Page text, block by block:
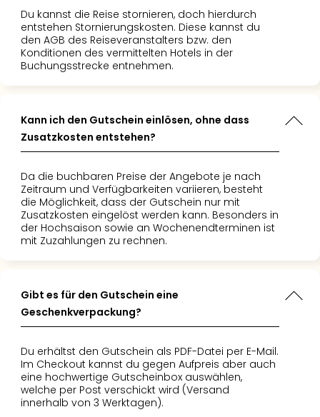
Du kannst die Reise stornieren, doch hierdurch
entstehen Stornierungskosten. Diese kannst du
den AGB des Reiseveranstalters bzw. den
Konditionen des vermittelten Hotels in der
Buchungsstrecke entnehmen.
Kann ich den Gutschein einlösen, ohne dass
Zusatzkosten entstehen?
Da die buchbaren Preise der Angebote je nach
Zeitraum und Verfügbarkeiten variieren, besteht
die Möglichkeit, dass der Gutschein nur mit
Zusatzkosten eingelöst werden kann. Besonders in
der Hochsaison sowie an Wochenendterminen ist
mit Zuzahlungen zu rechnen.
Gibt es für den Gutschein eine
Geschenkverpackung?
Du erhältst den Gutschein als PDF-Datei per E-Mail.
Im Checkout kannst du gegen Aufpreis aber auch
eine hochwertige Gutscheinbox auswählen,
welche per Post verschickt wird (Versand
innerhalb von 3 Werktagen).